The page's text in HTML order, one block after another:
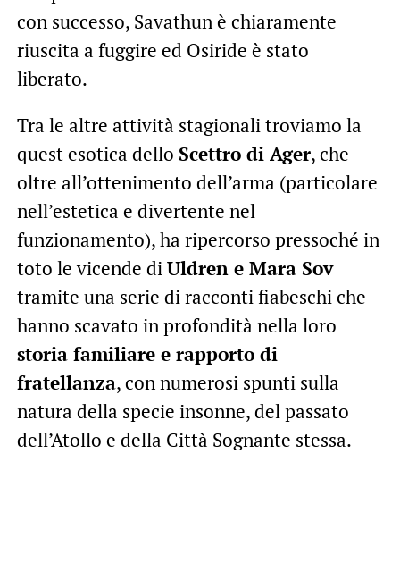
con successo, Savathun è chiaramente
riuscita a fuggire ed Osiride è stato
liberato.
Tra le altre attività stagionali troviamo la
quest esotica dello Scettro di Ager, che
oltre all’ottenimento dell’arma (particolare
nell’estetica e divertente nel
funzionamento), ha ripercorso pressoché in
toto le vicende diUldren e Mara Sov
tramite una serie di racconti fiabeschi che
hanno scavato in profondità nella loro
storia familiare e rapporto di
fratellanza, con numerosi spunti sulla
natura della specie insonne, del passato
dell’Atollo e della Città Sognante stessa.